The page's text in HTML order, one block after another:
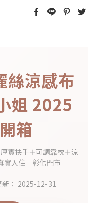
絲涼感布
姐 2025
箱
實扶手＋可調靠枕＋涼
實入住｜彰化門市
： 2025-12-31